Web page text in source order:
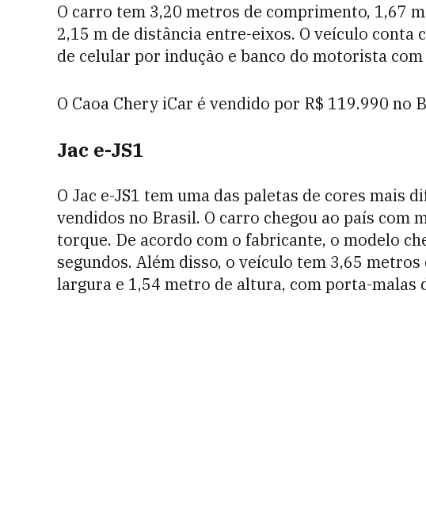
O carro tem 3,20 metros de comprimento, 1,67
2,15 m de distância entre-eixos. O veículo conta
de celular por indução e banco do motorista
O Caoa Chery iCar é vendido por R$ 119.990 no
Jac e-JS1
O Jac e-JS1 tem uma das paletas de cores mais
vendidos no Brasil. O carro chegou ao país com
torque. De acordo com o fabricante, o modelo
segundos. Além disso, o veículo tem 3,65
largura e 1,54 metro de altura, com porta-malas